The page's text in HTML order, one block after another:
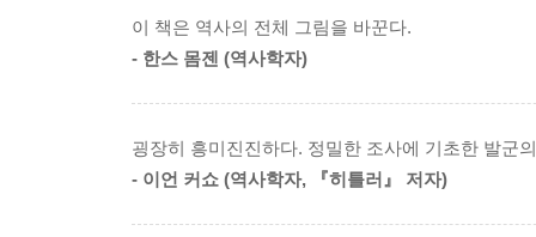
좋아졌으며, 그럴수록 이 상태를 개선하려고 점점
--- p.132
고, 도축된 동물의 살코기를 뺀 나머지 부분을 전
피까지 재활용했다. 그는 아내에게 이렇게 썼다.
모르핀의 두 배에 달했고, 투여 방법에 따라 헤로
빠져든 히틀러는 모렐에게 더욱 의존했다. 마약
뒷배경으로 삼아 철저히 개인적인 이득을 취했다
고환, 전립선, 난소, 쿠퍼 샘, 담낭, 심장, 폐 등을
이 책은 순수 아리아인의 피를 강조하며 대외적으
이 책은 역사의 전체 그림을 바꾼다.
- 한스 몸젠 (역사학자)
굉장히 흥미진진하다. 정밀한 조사에 기초한 발군
- 이언 커쇼 (역사학자, 『히틀러』 저자)